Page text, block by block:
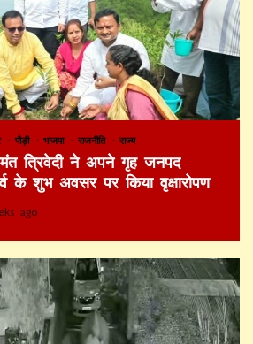
पौड़ी भाजपा राजनीति राज्य
त्रिवेदी ने अपने गृह जनपद
के शुभ अवसर पर किया वृक्षारोपण
ago